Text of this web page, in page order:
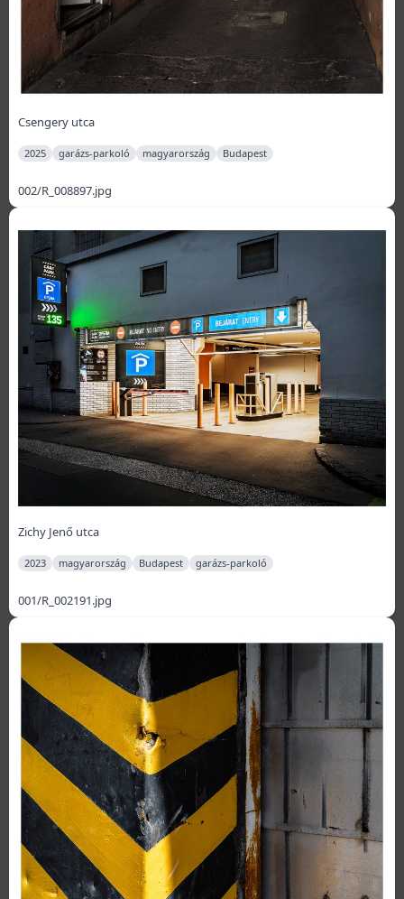
Csengery utca
2025 garázs-parkoló magyarország Budapest
002/R_008897.jpg
Zichy Jenő utca
2023 magyarország Budapest garázs-parkoló
001/R_002191.jpg